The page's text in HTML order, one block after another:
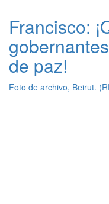
Francisco:
de paz!
Foto de archivo, Beirut.